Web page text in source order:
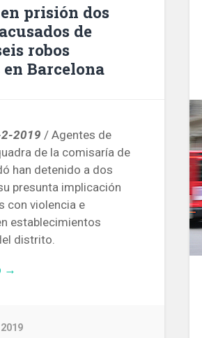
prisión dos
de
robos
Barcelona
2019 / Agentes de
de la comisaría de
han detenido a dos
presunta implicación
con violencia e
establecimientos
distrito.
«Ingresan
dos
→